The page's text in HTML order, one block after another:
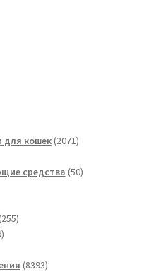
для кошек 20712071
средства 5050
255255
209
83938393